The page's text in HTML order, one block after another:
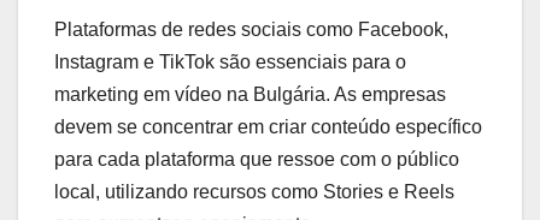
Plataformas de redes sociais como Facebook,
Instagram e TikTok são essenciais para o
marketing em vídeo na Bulgária. As empresas
devem se concentrar em criar conteúdo específico
para cada plataforma que ressoe com o público
local, utilizando recursos como Stories e Reels